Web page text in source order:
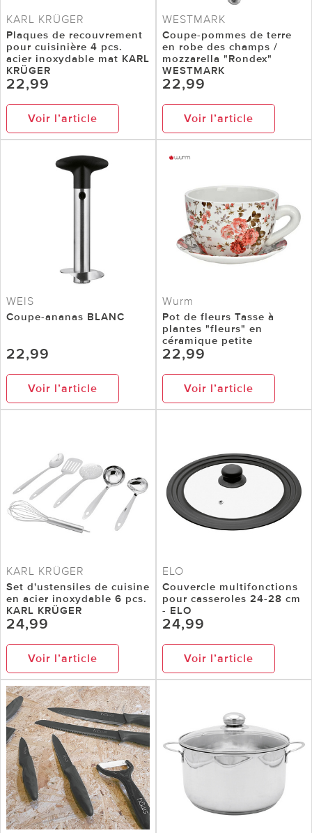
KARL KRÜGER
Plaques de recouvrement
pour cuisinière 4 pcs.
acier inoxydable mat KARL
KRÜGER
22,99
Voir l’article
WESTMARK
Coupe-pommes de terre
en robe des champs /
mozzarella "Rondex"
WESTMARK
22,99
Voir l’article
WEIS
Coupe-ananas BLANC
22,99
Voir l’article
Wurm
Pot de fleurs Tasse à
plantes "fleurs" en
céramique petite
22,99
Voir l’article
KARL KRÜGER
Set d'ustensiles de cuisine
en acier inoxydable 6 pcs.
KARL KRÜGER
24,99
Voir l’article
ELO
Couvercle multifonctions
pour casseroles 24-28 cm
- ELO
24,99
Voir l’article